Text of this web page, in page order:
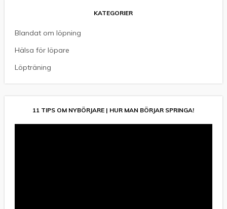
KATEGORIER
Blandat om löpning
Hälsa för löpare
Löpträning
11 TIPS OM NYBÖRJARE | HUR MAN BÖRJAR SPRINGA!